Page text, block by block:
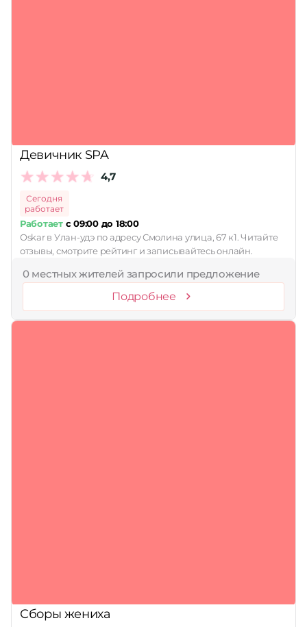
Девичник SPA
4,7
Сегодня
работает
Работаетс 09:00 до 18:00
Oskar в Улан-удэ по адресу Смолина улица, 67 к1. Читайте
отзывы, смотрите рейтинг и записывайтесь онлайн.
0 местных жителей запросили предложение
Подробнее
Сборы жениха